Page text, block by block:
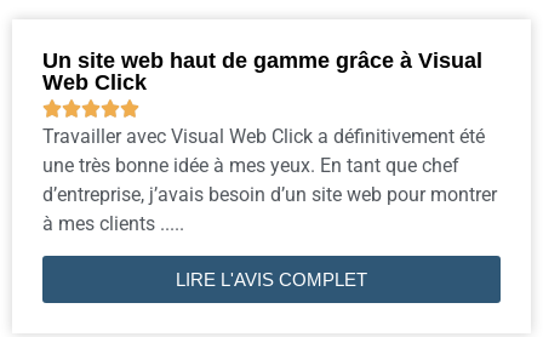
Un site web haut de gamme grâce à Visual
Web Click

Travailler avec Visual Web Click a définitivement été
une très bonne idée à mes yeux. En tant que chef
d’entreprise, j’avais besoin d’un site web pour montrer
à mes clients .....
LIRE L'AVIS COMPLET